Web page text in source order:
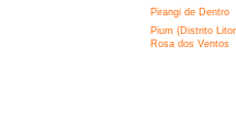
Pirangi de Dentro
Pium (Distrito
Rosa dos Ventos